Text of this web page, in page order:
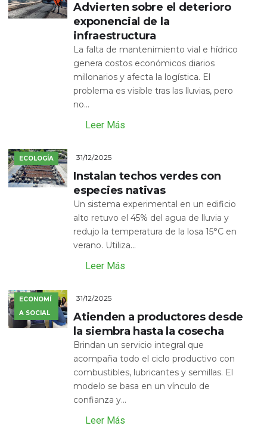
Advierten sobre el deterioro
exponencial de la
infraestructura
La falta de mantenimiento vial e hídrico
genera costos económicos diarios
millonarios y afecta la logística. El
problema es visible tras las lluvias, pero
no...
Leer Más
ECOLOGÍA 31/12/2025
Instalan techos verdes con
especies nativas
Un sistema experimental en un edificio
alto retuvo el 45% del agua de lluvia y
redujo la temperatura de la losa 15°C en
verano. Utiliza...
Leer Más
ECONOMÍ
A SOCIAL
31/12/2025
Atienden a productores desde
la siembra hasta la cosecha
Brindan un servicio integral que
acompaña todo el ciclo productivo con
combustibles, lubricantes y semillas. El
modelo se basa en un vínculo de
confianza y...
Leer Más